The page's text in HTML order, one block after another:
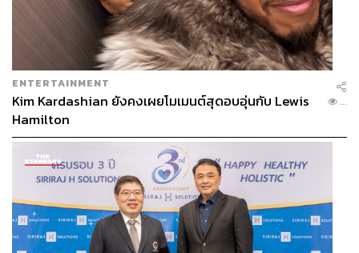
ENTERTAINMENT
Kim Kardashian ยังคงเผยโมเมนต์สุดอบอุ่นกับ Lewis
Hamilton
...